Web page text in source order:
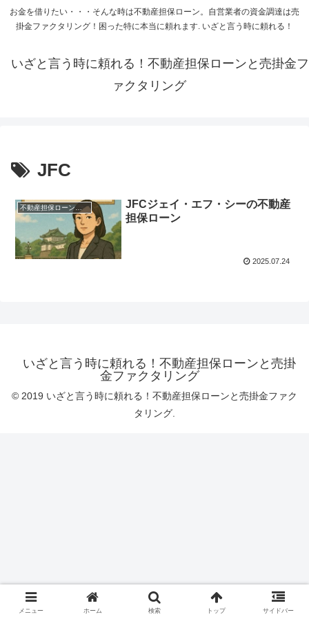
お金を借りたい・・・そんな時は不動産担保ローン。自営業者の資金調達は売
掛金ファクタリング！困った特に本当に頼れます. いざと言う時に頼れる！
いざと言う時に頼れる！不動産担保ローンと売掛金フ
ァクタリング
JFC
不動産担保ローン紹介
JFCジェイ・エフ・シーの不動産
担保ローン
2025.07.24
いざと言う時に頼れる！不動産担保ローンと売掛
金ファクタリング
© 2019 いざと言う時に頼れる！不動産担保ローンと売掛金ファク
タリング.
メニュー ホーム 検索 トップ サイドバー